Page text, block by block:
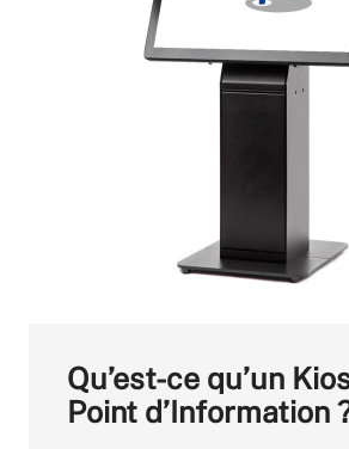
Qu’est-ce qu’un
Point d’Information